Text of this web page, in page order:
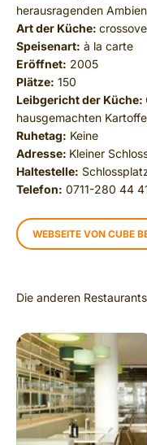
herausragenden
Art der Küche:
Speisenart: à la carte
Eröffnet: 2005
Plätze: 150
Leibgericht der Küche:
hausgemachten
Ruhetag: Keine
Adresse: Kleiner
Haltestelle:
Telefon: 0711-280 44
WEBSEITE VON CUBE